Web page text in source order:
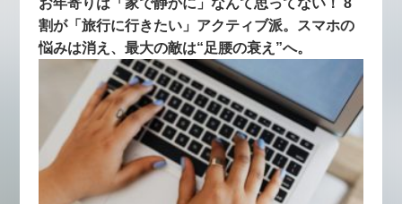
割が「旅行に行きたい」アクティブ派。スマホの
悩みは消え、最大の敵は“足腰の衰え”へ。